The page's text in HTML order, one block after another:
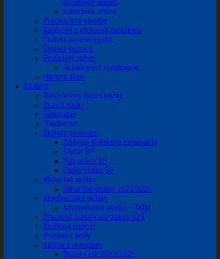
sociálnych služieb
Kolektívna zmluva
Predmetové komisie
Kariérová a výchovná poradkyňa
Školská psychologička
Školská knižnica
Profesijný rozvoj
Aktualizačné vzdelávanie
História školy
Študenti
Elektronická žiacka knižka
Rozvrh hodín
Suplovanie
Triednictvo
Školský parlament
Zloženie školského parlamentu
Štatút ŠP
Plán práce ŠP
Etický kódex ŠP
Maturitné skúšky
Maturitné skúšky 2025/2026
Absolventské skúšky
Absolventské skúšky – DOM
Pracovné ponuky pre žiakov SZŠ
Krúžková činnosť
Premianti školy
Súťaže a olympiády
Školský rok 2022/2023